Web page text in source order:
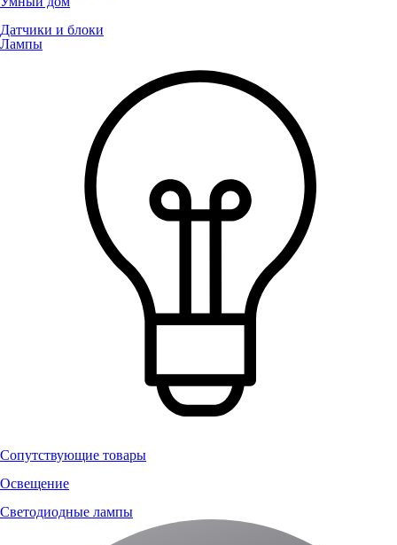
Датчики и блоки
Лампы
Сопутствующие товары
Освещение
Светодиодные лампы